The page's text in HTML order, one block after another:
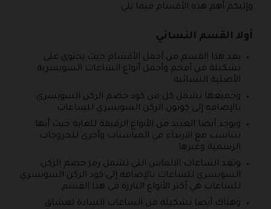
وإليكم أهم هذه الأقسام فيما يلي:
أولا القسم النسائي
يعد هذا القسم من أجمل الأقسام حيث يحتوي على
تشكيلة من أفخم وأجمل أنواع الساعات السويسرية
الأصلية النسائية.
وجميعها تشمل كل من كود خصم الركن السويسري
بالإضافة إلى كوبون الركن السويسري للساعات.
ويوجد أيضا العديد من الأنواع الرقيقة للغاية حيث أنها
تتناسب مع الارتداء في المناسبات وأخرى للخروجات
الرسمية وغيرها.
وتعد الساعات الالماس التي تشمل رمز خصم الركن
السويسري للساعات بالإضافة إلى كود الركن السويسري
للساعات هي أكثر الأنواع البارزة في هذا القسم.
وهناك أيضا تشكيلة من الساعات السادة لعشاق